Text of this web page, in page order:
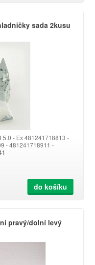
sada 2kusu
5.0 - Ex 481241718813 -
- 481241718911 -
do košíku
pravý/dolní levý